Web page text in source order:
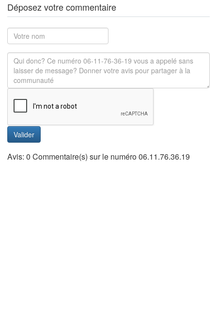
Déposez votre commentaire
Valider
Avis: 0 Commentaire(s) sur le numéro 06.11.76.36.19